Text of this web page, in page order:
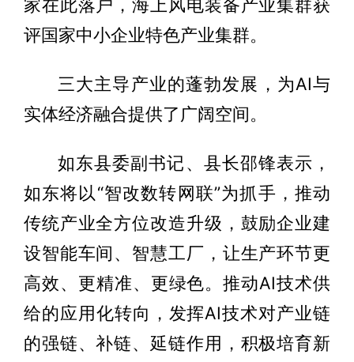
家在此落户，海上风电装备产业集群获
评国家中小企业特色产业集群。
三大主导产业的蓬勃发展，为AI与
实体经济融合提供了广阔空间。
如东县委副书记、县长邵锋表示，
如东将以“智改数转网联”为抓手，推动
传统产业全方位改造升级，鼓励企业建
设智能车间、智慧工厂，让生产环节更
高效、更精准、更绿色。推动AI技术供
给的应用化转向，发挥AI技术对产业链
的强链、补链、延链作用，积极培育新